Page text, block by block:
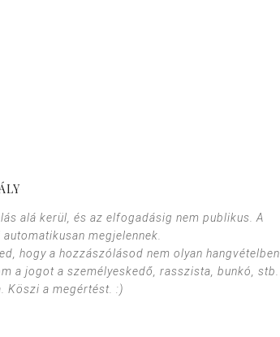
alá kerül, és az elfogadásig nem publikus. A
megjelennek.
hogy a hozzászólásod nem olyan hangvételben
a jogot a személyeskedő, rasszista, bunkó, stb.
Köszi a megértést. :)